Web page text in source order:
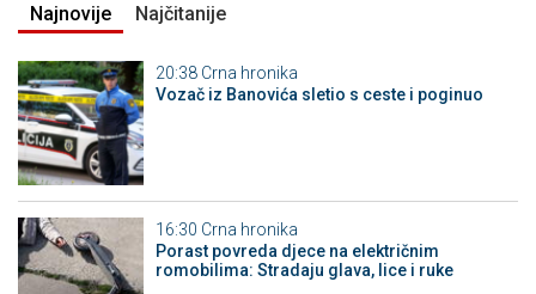
Najnovije Najčitanije
20:38 Crna hronika
Vozač iz Banovića sletio s ceste i poginuo
16:30 Crna hronika
Porast povreda djece na električnim
romobilima: Stradaju glava, lice i ruke